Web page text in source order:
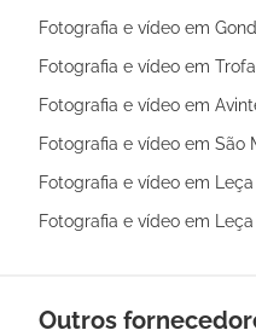
Fotografia e vídeo em
Fotografia e vídeo em Trofa
Fotografia e vídeo em
Fotografia e vídeo em São
Fotografia e vídeo em
Fotografia e vídeo em
Outros